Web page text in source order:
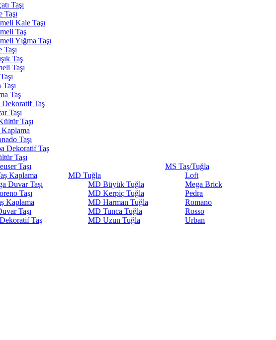
Taşı
Taşı
Kale Taşı
Taş
Yığma Taşı
Taş
Taşı
Taş
Dekoratif Taş
Taşı
Taşı
Taşı
Dekoratif Taş
Taşı
Taşı
Kaplama
Duvar Taşı
Taşı
Kaplama
Taşı
Taş
MD Tuğla
MD Büyük Tuğla
MD Kerpiç Tuğla
MD Harman Tuğla
MD Tunca Tuğla
MD Uzun Tuğla
MS Taş/Tuğla
Loft
Mega Brick
Pedra
Romano
Rosso
Urban